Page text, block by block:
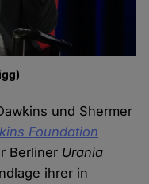
und Shermer
Foundation
Berliner Urania
ihrer in